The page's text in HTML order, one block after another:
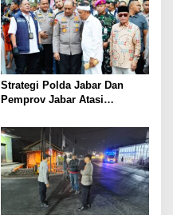
Strategi Polda Jabar Dan
Pemprov Jabar Atasi